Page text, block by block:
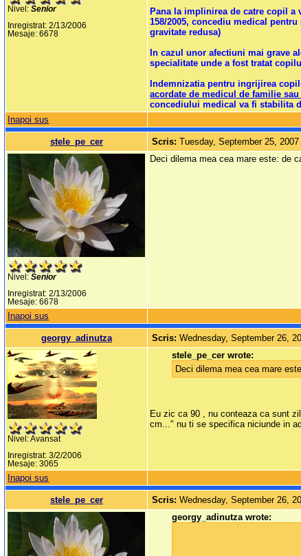
Nivel:Senior
Inregistrat: 2/13/2006
Mesaje: 6678
Pana la implinirea de catre copil
158/2005, concediu medical
gravitate redusa)
In cazul unor afectiuni mai grave
specialitate unde a fost tratat
Indemnizatia pentru ingrijirea
acordate de medicul de familie
concediului medical va fi stabilita
Inapoi sus
stele_pe_cer Scris:Tuesday, September 25, 2007
Nivel:Senior
Inregistrat: 2/13/2006
Mesaje: 6678
Deci dilema mea cea mare este: de
Inapoi sus
georgy_adinutza Scris:Wednesday, September 26,
Nivel: Avansat
Inregistrat: 3/2/2006
Mesaje: 3065
stele_pe_cer wrote:
Deci dilema mea cea mare
Eu zic ca 90 , nu conteaza ca sunt
cm..." nu ti se specifica niciunde in
Inapoi sus
stele_pe_cer Scris:Wednesday, September 26,
georgy_adinutza wrote: